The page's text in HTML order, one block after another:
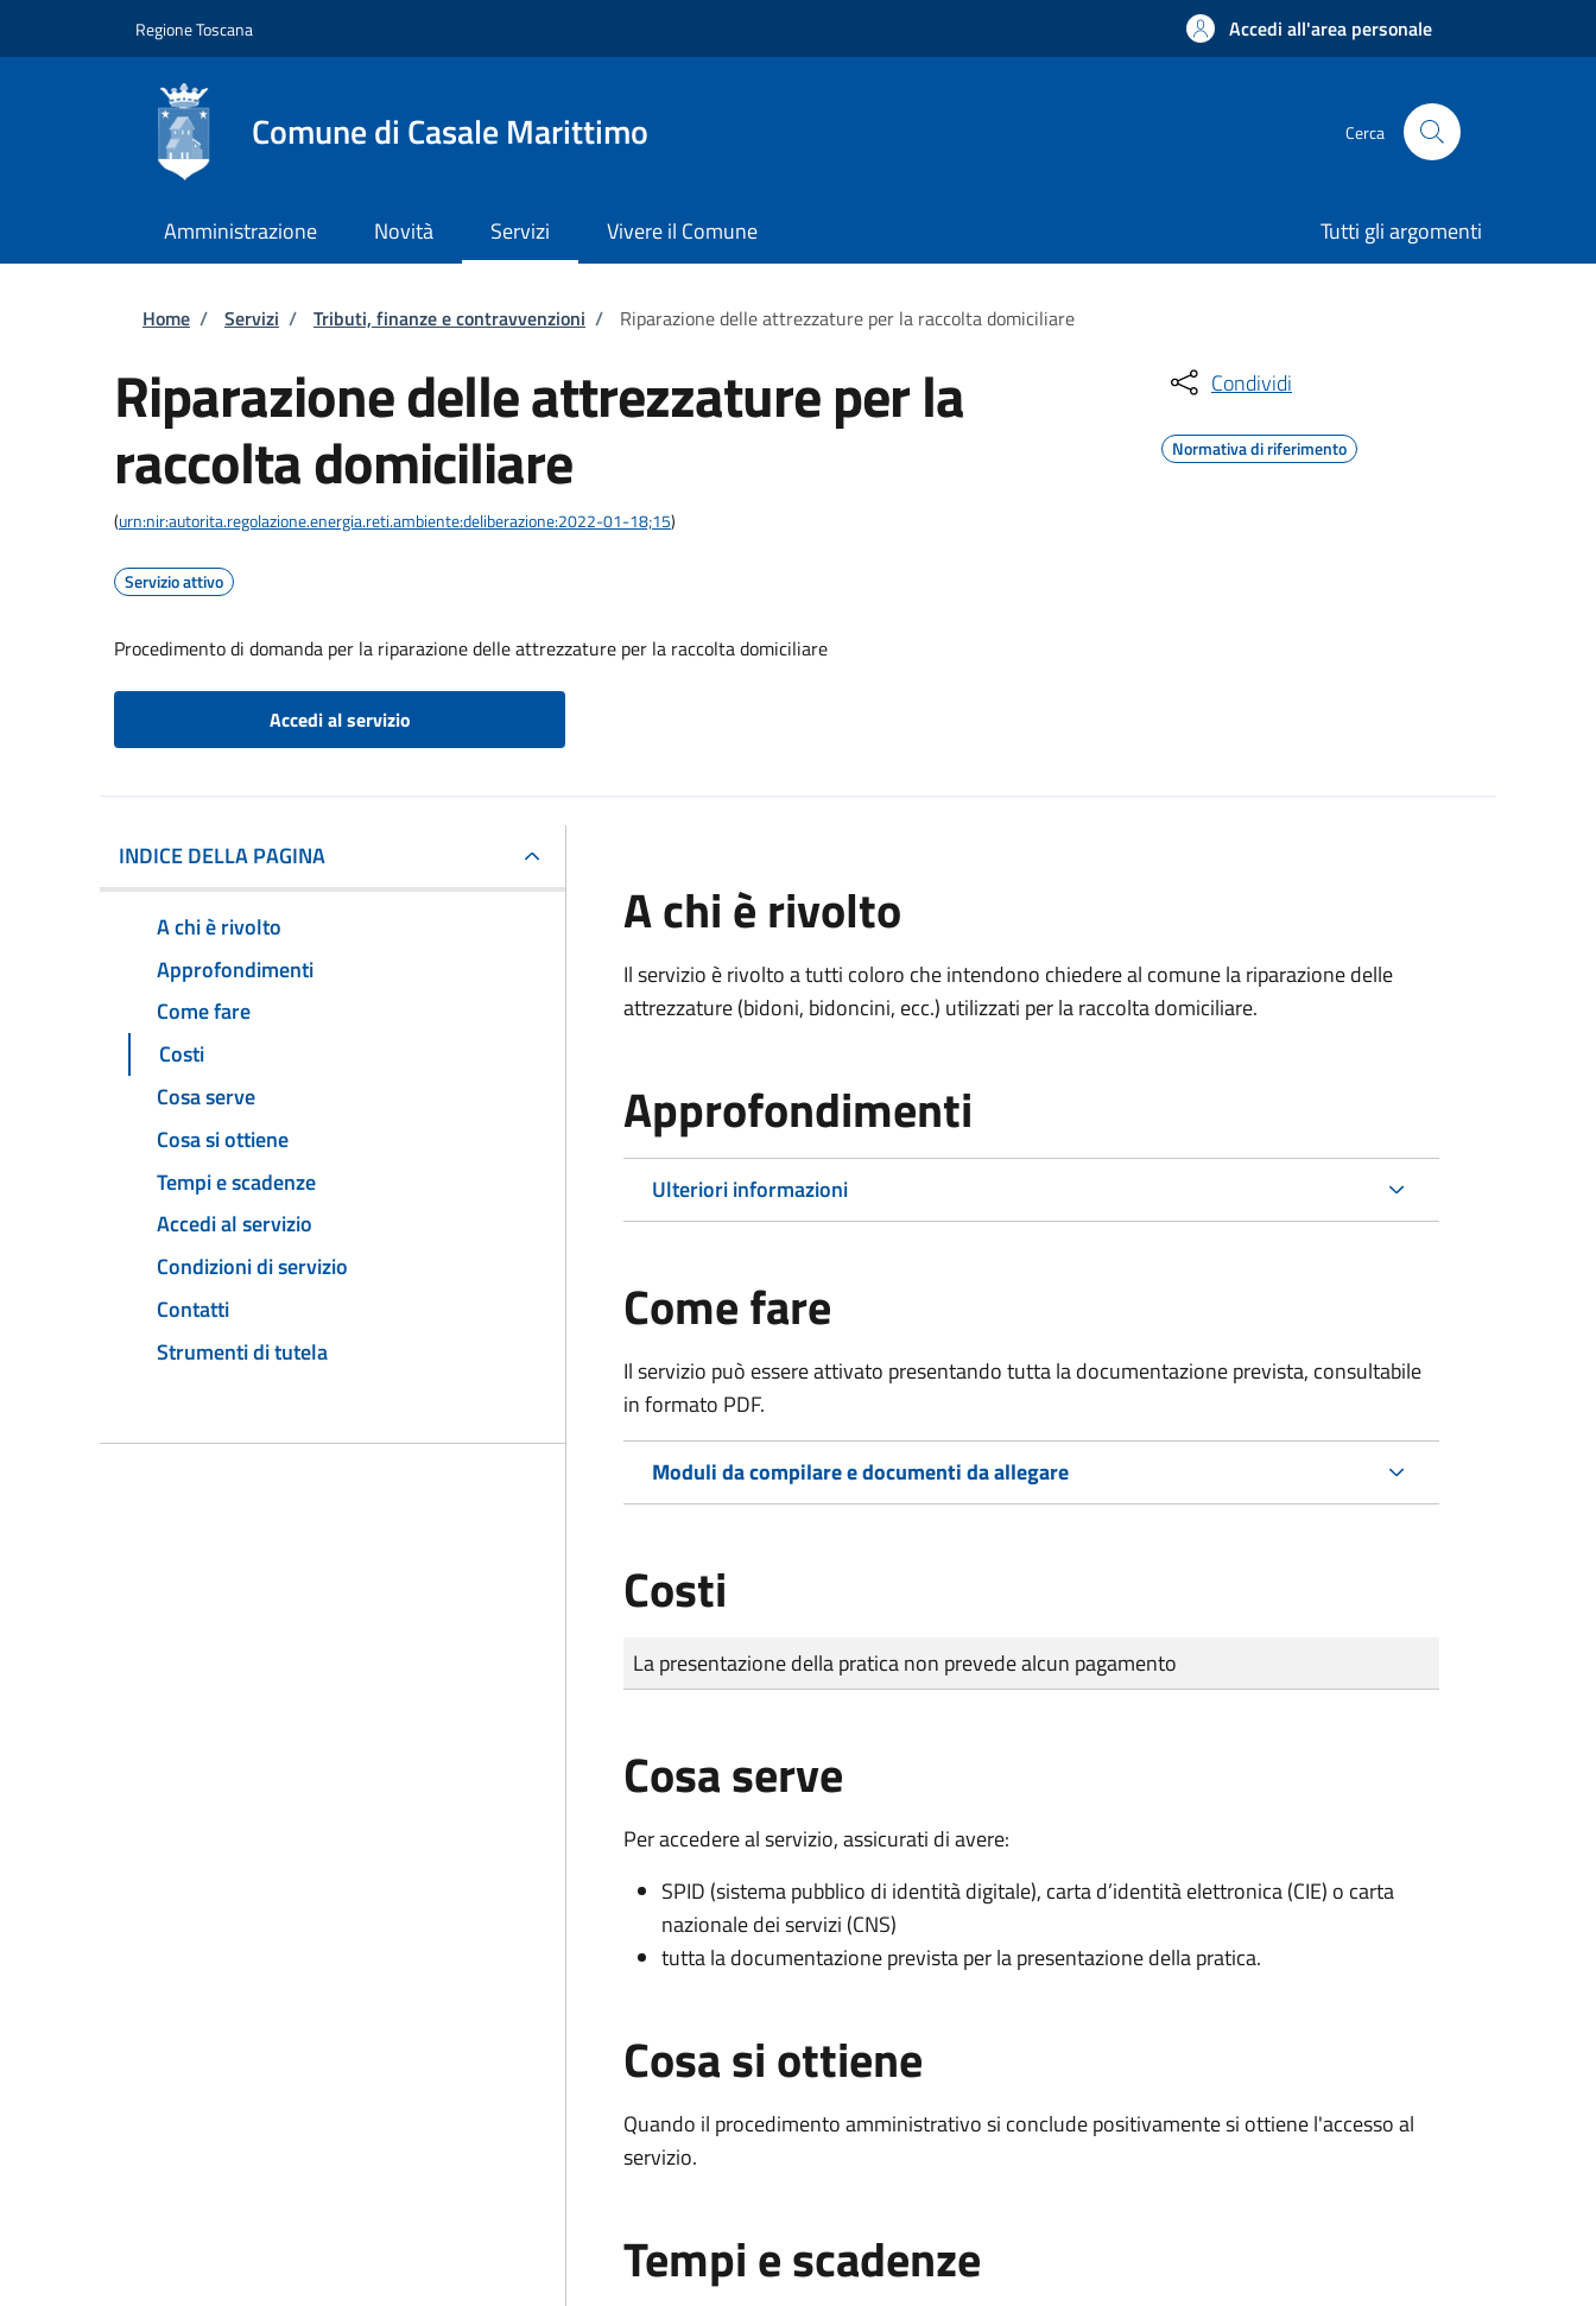
Regione Toscana Accedi all'area personale
Comune di Casale Marittimo Cerca
Amministrazione Novità Servizi Vivere il Comune Tutti gli argomenti
Briciole di pane
Home / Servizi / Tributi, finanze e contravvenzioni / Riparazione delle attrezzature per la raccolta domiciliare
Riparazione delle attrezzature per la
raccolta domiciliare
(urn:nir:autorita.regolazione.energia.reti.ambiente:deliberazione:2022-01-18;15)
Servizio attivo
Procedimento di domanda per la riparazione delle attrezzature per la raccolta domiciliare
Accedi al servizio
Condividi
Normativa di riferimento
INDICE DELLA PAGINA
A chi è rivolto
Approfondimenti
Come fare
Costi
Cosa serve
Cosa si ottiene
Tempi e scadenze
Accedi al servizio
Condizioni di servizio
Contatti
Strumenti di tutela
A chi è rivolto
Il servizio è rivolto a tutti coloro che intendono chiedere al comune la riparazione delle
attrezzature (bidoni, bidoncini, ecc.) utilizzati per la raccolta domiciliare.
Approfondimenti
Ulteriori informazioni
Come fare
Il servizio può essere attivato presentando tutta la documentazione prevista, consultabile
in formato PDF.
Moduli da compilare e documenti da allegare
Costi
Tipo di pagamento
Importo
La presentazione della pratica non prevede alcun pagamento
Cosa serve
Per accedere al servizio, assicurati di avere:
SPID (sistema pubblico di identità digitale), carta d’identità elettronica (CIE) o carta
nazionale dei servizi (CNS)
tutta la documentazione prevista per la presentazione della pratica.
Cosa si ottiene
Quando il procedimento amministrativo si conclude positivamente si ottiene l'accesso al
servizio.
Tempi e scadenze